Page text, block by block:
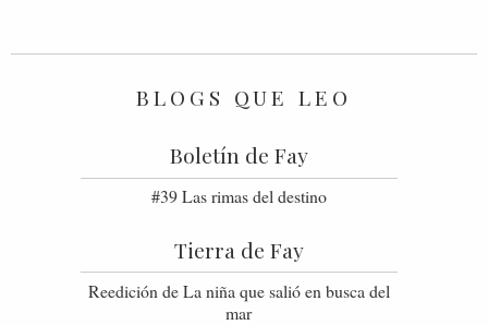
BLOGS QUE LEO
Boletín de Fay
#39 Las rimas del destino
Tierra de Fay
Reedición de La niña que salió en busca del
mar